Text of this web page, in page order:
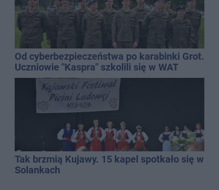
Od cyberbezpieczeństwa po karabinki Grot.
Uczniowie "Kaspra" szkolili się w WAT
Tak brzmią Kujawy. 15 kapel spotkało się w
Solankach